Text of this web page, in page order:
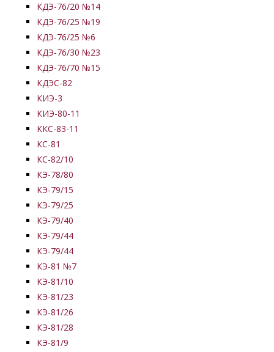
КДЭ-76/20 №14
КДЭ-76/25 №19
КДЭ-76/25 №6
КДЭ-76/30 №23
КДЭ-76/70 №15
КДЭС-82
КИЭ-3
КИЭ-80-11
ККС-83-11
КС-81
КС-82/10
КЭ-78/80
КЭ-79/15
КЭ-79/25
КЭ-79/40
КЭ-79/44
КЭ-79/44
КЭ-81 №7
КЭ-81/10
КЭ-81/23
КЭ-81/26
КЭ-81/28
КЭ-81/9